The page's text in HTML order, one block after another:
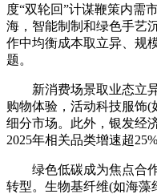
度“双轮回”计谋鞭策内需
海，智能制制和绿色手艺
作中均衡成本取立异、规
题。
新消费场景取业态立异
购物体验，活动科技服饰
细分市场。此外，银发经
2025年相关品类增速超25%
绿色低碳成为焦点合作
转型。生物基纤维(如海藻